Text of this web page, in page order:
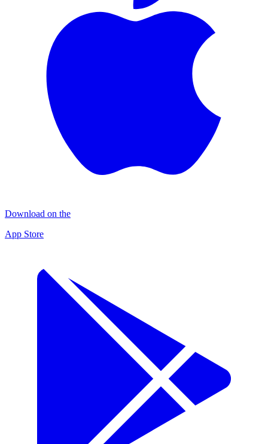
Download on the
App Store